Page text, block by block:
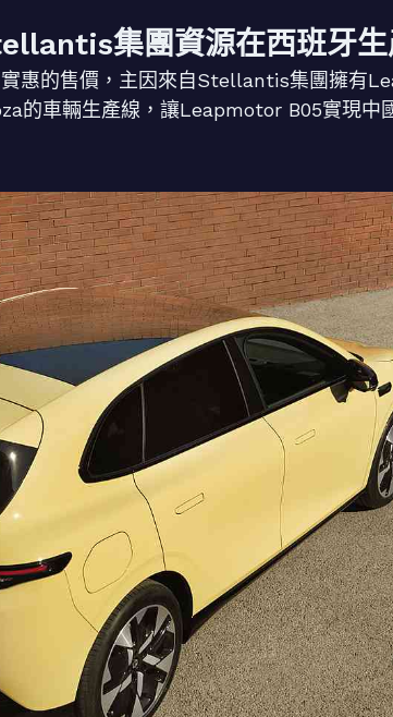
集團資源在西班牙生
惠的售價，主因來自Stellantis集團擁有
的車輛生產線，讓Leapmotor B05實現中